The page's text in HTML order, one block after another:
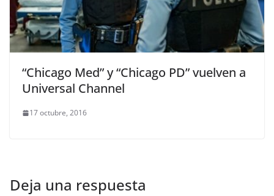
“Chicago Med” y “Chicago PD” vuelven a
Universal Channel
17 octubre, 2016
Deja una respuesta